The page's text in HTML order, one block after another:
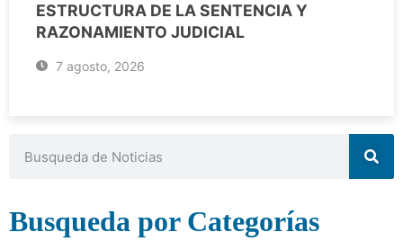
ESTRUCTURA DE LA SENTENCIA Y
RAZONAMIENTO JUDICIAL
7 agosto, 2026
Busqueda por Categorías